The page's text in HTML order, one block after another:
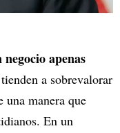
apenas
a sobrevalorar
una manera que
En un